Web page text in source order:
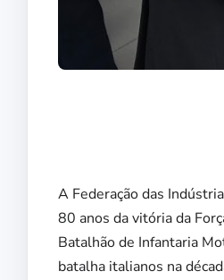
A Federação das
80 anos da vitória da
Batalhão de Infantaria
batalha italianos na